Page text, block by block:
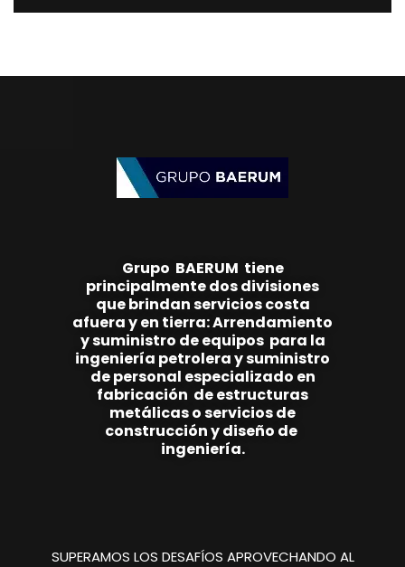
Grupo BAERUM tiene
principalmentedosdivisiones
que brindanservicios costa
afuera y en tierra:Arrendamiento
y suministro de equipos para la
ingeniería petrolera y suministro
de personal especializado en
fabricación de estructuras
metálicas o servicios de
construcción ydiseño de
ingeniería.
SUPERAMOS LOS DESAFÍOS APROVECHANDO AL